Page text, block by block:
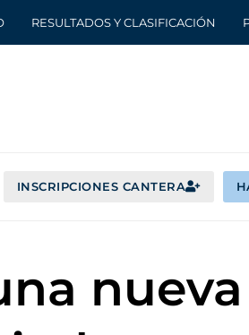
RESULTADOS Y CLASIFICACIÓN
INSCRIPCIONES CANTERA
nueva